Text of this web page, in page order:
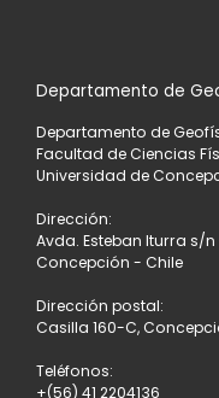
Departamento de
Departamento de
Facultad de Ciencias
Universidad de
Dirección:
Avda. Esteban Iturra s/
Concepción - Chile
Dirección postal:
Casilla 160-C,
Teléfonos:
+(56) 41 2204136